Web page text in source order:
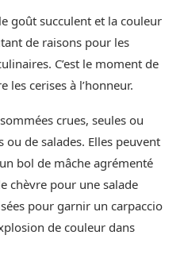
goût succulent et la couleur
de raisons pour les
C’est le moment de
les cerises à l’honneur.
crues, seules ou
ou de salades. Elles peuvent
bol de mâche agrémenté
chèvre pour une salade
pour garnir un carpaccio
de couleur dans